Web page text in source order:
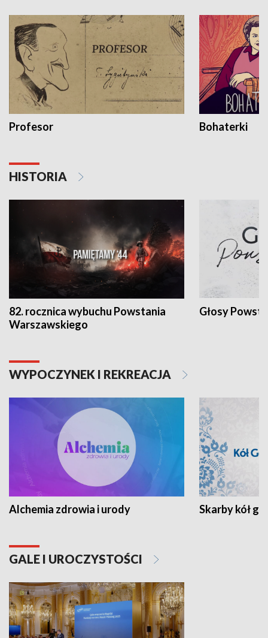
Profesor Bohaterki
HISTORIA
82. rocznica wybuchu Powstania
Warszawskiego
Głosy
WYPOCZYNEK I REKREACJA
Alchemia zdrowia i urody Skarby kół
GALE I UROCZYSTOŚCI